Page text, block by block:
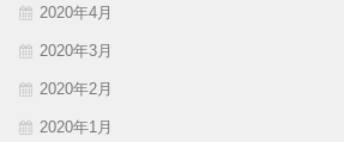
2020年4月
2020年3月
2020年2月
2020年1月